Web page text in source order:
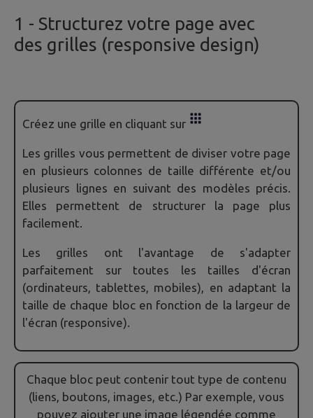
1 - Structurez votre page avec
des grilles (responsive design)
Créez une grille en cliquant sur
Les grilles vous permettent de diviser votre page
en plusieurs colonnes de taille différente et/ou
plusieurs lignes en suivant des modèles précis.
Elles permettent de structurer la page plus
facilement.
Les grilles ont l'avantage de s'adapter
parfaitement sur toutes les tailles d'écran
(ordinateurs, tablettes, mobiles), en adaptant la
taille de chaque bloc en fonction de la largeur de
l'écran (responsive).
Chaque bloc peut contenir tout type de contenu
(liens, boutons, images, etc.) Par exemple, vous
pouvez ajouter une image légendée comme